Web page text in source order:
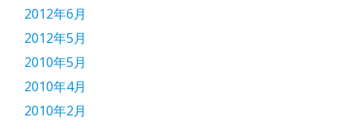
2012年6月
2012年5月
2010年5月
2010年4月
2010年2月